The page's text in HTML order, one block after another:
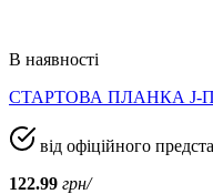
В наявності
СТАРТОВА ПЛАНКА J-
від офіційного
122.99 грн/